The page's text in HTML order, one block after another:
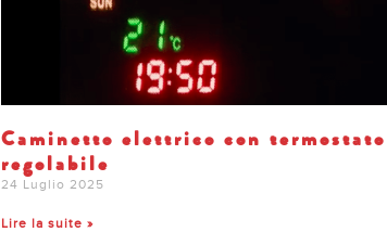
Caminetto elettrico con termostato
regolabile
24 Luglio 2025
Lire la suite »